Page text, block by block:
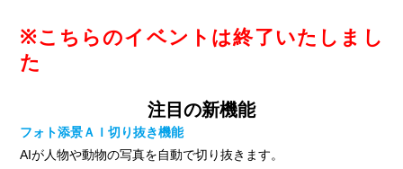
※こちらのイベントは終了いたしまし
た
注目の新機能
フォト添景ＡＩ切り抜き機能
AIが人物や動物の写真を自動で切り抜きます。